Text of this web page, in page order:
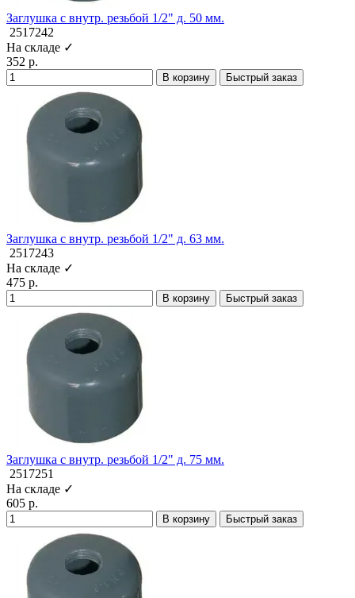
Заглушка с внутр. резьбой 1/2" д. 50 мм.
2517242
На складе ✓
352 р.
В корзину Быстрый заказ
Заглушка с внутр. резьбой 1/2" д. 63 мм.
2517243
На складе ✓
475 р.
В корзину Быстрый заказ
Заглушка с внутр. резьбой 1/2" д. 75 мм.
2517251
На складе ✓
605 р.
В корзину Быстрый заказ